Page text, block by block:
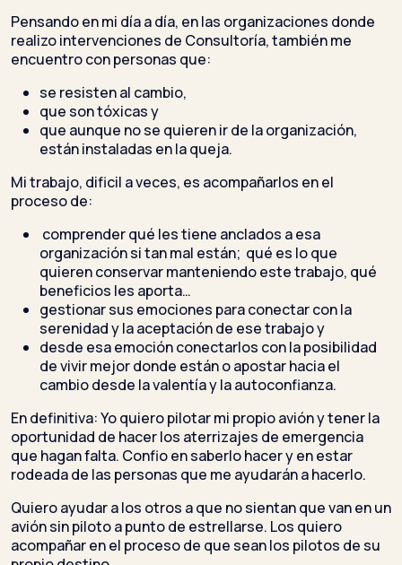
Pensando en mi día a día, en las organizaciones donde
realizo intervenciones de Consultoría, también me
encuentro con personas que:
se resisten al cambio,
que son tóxicas y
que aunque no se quieren ir de la organización,
están instaladas en la queja.
Mi trabajo, dificil a veces, es acompañarlos en el
proceso de:
comprender qué les tiene anclados a esa
organización si tan mal están; qué es lo que
quieren conservar manteniendo este trabajo, qué
beneficios les aporta…
gestionar sus emociones para conectar con la
serenidad y la aceptación de ese trabajo y
desde esa emoción conectarlos con la posibilidad
de vivir mejor donde están o apostar hacia el
cambio desde la valentía y la autoconfianza.
En definitiva: Yo quiero pilotar mi propio avión y tener la
oportunidad de hacer los aterrizajes de emergencia
que hagan falta. Confio en saberlo hacer y en estar
rodeada de las personas que me ayudarán a hacerlo.
Quiero ayudar a los otros a que no sientan que van en un
avión sin piloto a punto de estrellarse. Los quiero
acompañar en el proceso de que sean los pilotos de su